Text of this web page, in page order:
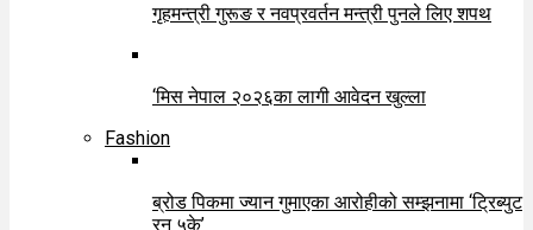
गृहमन्त्री गुरूङ र नवप्रवर्तन मन्त्री पुनले लिए शपथ
‘मिस नेपाल २०२६का लागी आवेदन खुल्ला
Fashion
ब्रोड पिकमा ज्यान गुमाएका आरोहीको सम्झनामा ‘ट्रिब्युट
रन ५के’